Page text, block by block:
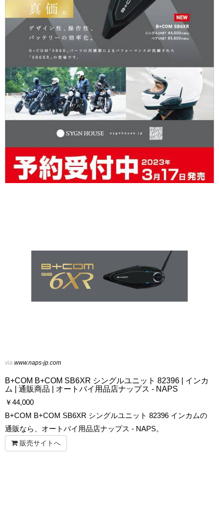
via www.naps-jp.com
B+COM B+COM SB6XR シングルユニット 82396 | インカ
ム | 通販商品 | オートバイ用品店ナップス - NAPS
￥44,000
B+COM B+COM SB6XR シングルユニット 82396 インカムの
通販なら、オートバイ用品店ナップス - NAPS。
販売サイトへ